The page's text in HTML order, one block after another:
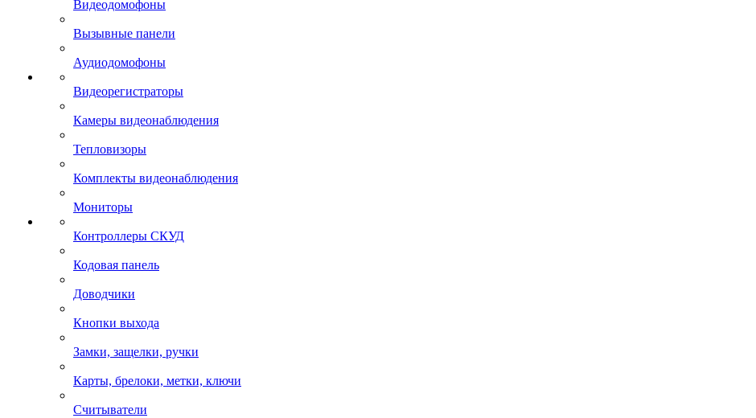
Видеодомофоны
Вызывные панели
Аудиодомофоны
Видеорегистраторы
Камеры видеонаблюдения
Тепловизоры
Комплекты видеонаблюдения
Мониторы
Контроллеры СКУД
Кодовая панель
Доводчики
Кнопки выхода
Замки, защелки, ручки
Карты, брелоки, метки, ключи
Считыватели